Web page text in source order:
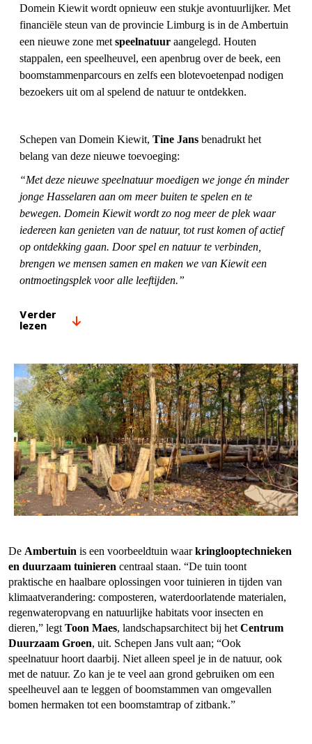
Domein Kiewit wordt opnieuw een stukje avontuurlijker. Met
financiële steun van de provincie Limburg is in de Ambertuin
een nieuwe zone met speelnatuur aangelegd. Houten
stap­palen, een speelheuvel, een apenbrug over de beek, een
boomstammenparcours en zelfs een blotevoetenpad nodigen
bezoekers uit om al spelend de natuur te ontdekken.
Schepen van Domein Kiewit, Tine Jans benadrukt het
belang van deze nieuwe toevoeging:
“Met deze nieuwe speelnatuur moedigen we jonge én minder
jonge Hasselaren aan om meer buiten te spelen en te
bewegen. Domein Kiewit wordt zo nog meer de plek waar
iedereen kan genieten van de natuur, tot rust komen of actief
op ontdekking gaan. Door spel en natuur te verbinden,
brengen we mensen samen en maken we van Kiewit een
ontmoetingsplek voor alle leeftijden.”
Verder
lezen
De Ambertuin is een voorbeeldtuin waarkringlooptechnieken
en duurzaam tuinieren centraal staan. “De tuin toont
praktische en haalbare oplossingen voor tuinieren in tijden van
klimaatverandering: composteren, waterdoorlatende materialen,
regenwateropvang en natuurlijke habitats voor insecten en
dieren,” legt Toon Maes, landschapsarchitect bij het Centrum
Duurzaam Groen, uit. Schepen Jans vult aan; “Ook
speelnatuur hoort daarbij. Niet alleen speel je in de natuur, ook
met de natuur. Zo kan je te veel aan grond gebruiken om een
speelheuvel aan te leggen of boomstammen van omgevallen
bomen hermaken tot een boomstamtrap of zitbank.”